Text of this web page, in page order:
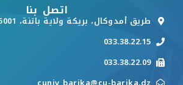
اتصل بنا
طريق أمدوكال، بريكة ولاية باتنة، 05001، الجزائر
033.38.22.15
033.38.22.09